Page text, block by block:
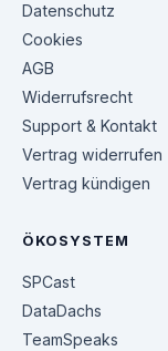
Datenschutz
Cookies
AGB
Widerrufsrecht
Support & Kontakt
Vertrag widerrufen
Vertrag kündigen
ÖKOSYSTEM
SPCast
DataDachs
TeamSpeaks